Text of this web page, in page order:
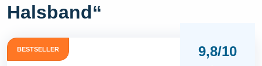
Halsband“
BESTSELLER 9,8/10